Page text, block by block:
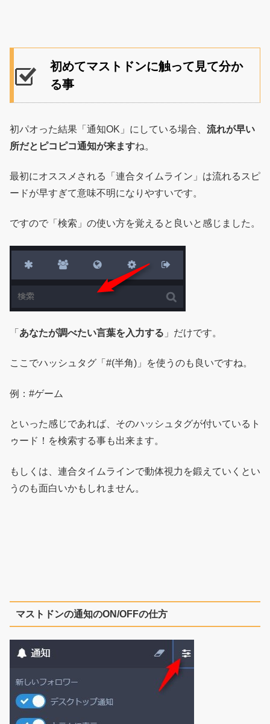
初めてマストドンに触って見て分か
る事
初パオった結果「通知OK」にしている場合、 流れが早い
所だとピコピコ通知が来ますね。
最初にオススメされる「連合タイムライン」は流れるスピ
ードが早すぎて意味不明になりやすいです。
ですので「検索」の使い方を覚えると良いと感じました。
「 あなたが調べたい言葉を入力する 」だけです。
ここでハッシュタグ「#(半角)」を使うのも良いですね。
例：#ゲーム
といった感じであれば、そのハッシュタグが付いているト
ゥード！を検索する事も出来ます。
もしくは、連合タイムラインで動体視力を鍛えていくとい
うのも面白いかもしれません。
マストドンの通知のON/OFFの仕方